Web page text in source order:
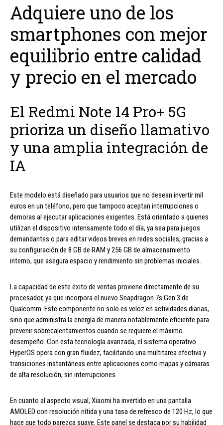
Adquiere uno de los
smartphones con mejor
equilibrio entre calidad
y precio en el mercado
El Redmi Note 14 Pro+ 5G
prioriza un diseño llamativo
y una amplia integración de
IA
Este modelo está diseñado para usuarios que no desean invertir mil
euros en un teléfono, pero que tampoco aceptan interrupciones o
demoras al ejecutar aplicaciones exigentes. Está orientado a quienes
utilizan el dispositivo intensamente todo el día, ya sea para juegos
demandantes o para editar videos breves en redes sociales, gracias a
su configuración de 8 GB de RAM y 256 GB de almacenamiento
interno, que asegura espacio y rendimiento sin problemas iniciales.
La capacidad de este éxito de ventas proviene directamente de su
procesador, ya que incorpora el nuevo Snapdragon 7s Gen 3 de
Qualcomm. Este componente no solo es veloz en actividades diarias,
sino que administra la energía de manera notablemente eficiente para
prevenir sobrecalentamientos cuando se requiere el máximo
desempeño. Con esta tecnología avanzada, el sistema operativo
HyperOS opera con gran fluidez, facilitando una multitarea efectiva y
transiciones instantáneas entre aplicaciones como mapas y cámaras
de alta resolución, sin interrupciones.
En cuanto al aspecto visual, Xiaomi ha invertido en una pantalla
AMOLED con resolución nítida y una tasa de refresco de 120 Hz, lo que
hace que todo parezca suave. Este panel se destaca por su habilidad